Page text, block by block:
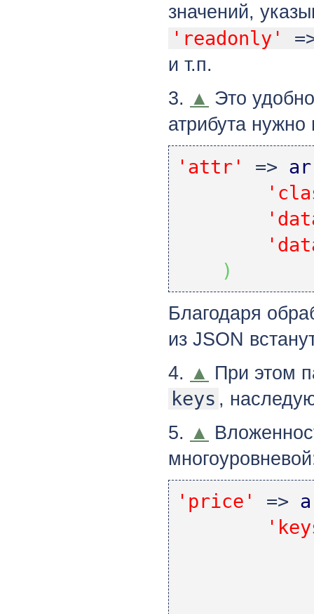
значений,
'readonly'
и т.п.
3. ▲ Это
атрибута
'attr' =>
)
Благодаря
из JSON
4. ▲ При этом
keys ,
5. ▲
'price' =>